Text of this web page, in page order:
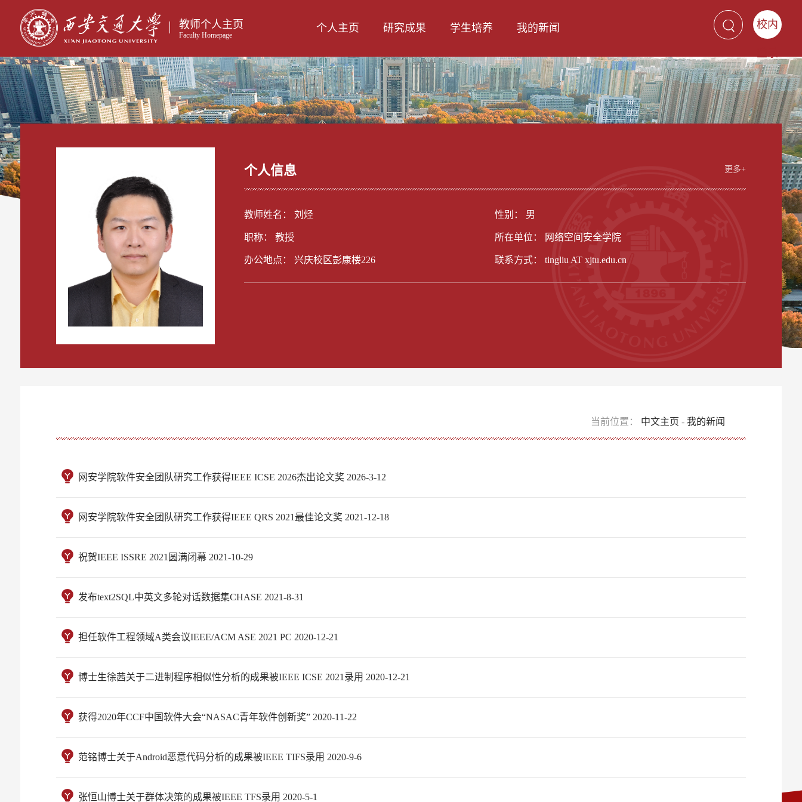
教师个人主页
Faculty Homepage
校内
个人主页 研究成果 学生培养 我的新闻
个人信息 更多+
教师姓名： 刘烃 性别： 男
职称： 教授 所在单位： 网络空间安全学院
办公地点： 兴庆校区彭康楼226 联系方式：tingliu AT xjtu.edu.cn
当前位置： 中文主页 -我的新闻
网安学院软件安全团队研究工作获得IEEE ICSE 2026杰出论文奖 2026-3-12
网安学院软件安全团队研究工作获得IEEE QRS 2021最佳论文奖 2021-12-18
祝贺IEEE ISSRE 2021圆满闭幕 2021-10-29
发布text2SQL中英文多轮对话数据集CHASE 2021-8-31
担任软件工程领域A类会议IEEE/ACM ASE 2021 PC 2020-12-21
博士生徐茜关于二进制程序相似性分析的成果被IEEE ICSE 2021录用 2020-12-21
获得2020年CCF中国软件大会“NASAC青年软件创新奖” 2020-11-22
范铭博士关于Android恶意代码分析的成果被IEEE TIFS录用 2020-9-6
张恒山博士关于群体决策的成果被IEEE TFS录用 2020-5-1